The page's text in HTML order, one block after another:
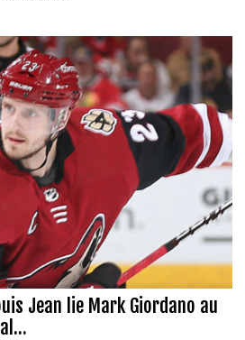
Jean lie Mark Giordano au